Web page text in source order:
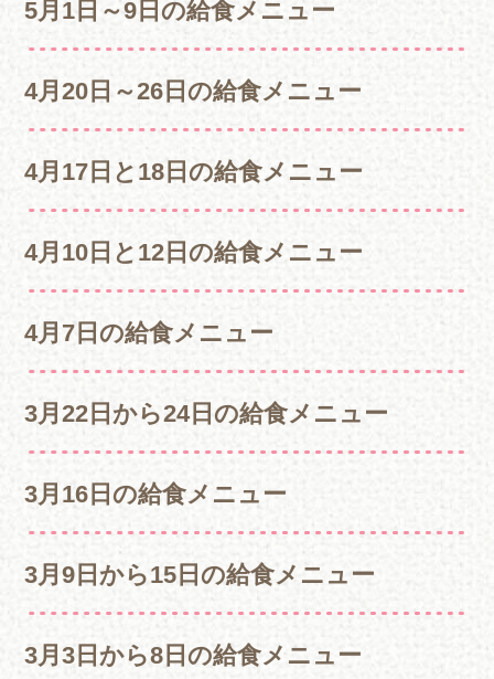
5月1日～9日の給食メニュー
4月20日～26日の給食メニュー
4月17日と18日の給食メニュー
4月10日と12日の給食メニュー
4月7日の給食メニュー
3月22日から24日の給食メニュー
3月16日の給食メニュー
3月9日から15日の給食メニュー
3月3日から8日の給食メニュー